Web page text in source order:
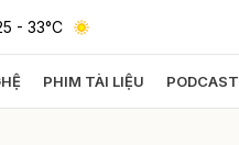
- 33°C
PHIM TÀI LIỆU PODCAST